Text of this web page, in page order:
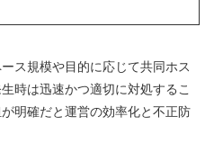
ス規模や目的に応じて共同ホス
時は迅速かつ適切に対処するこ
明確だと運営の効率化と不正防